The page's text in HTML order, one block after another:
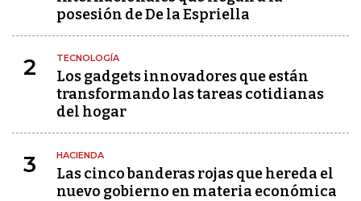
posesión de De la Espriella
2 TECNOLOGÍA
Los gadgets innovadores que están
transformando las tareas cotidianas
del hogar
3 HACIENDA
Las cinco banderas rojas que hereda el
nuevo gobierno en materia económica